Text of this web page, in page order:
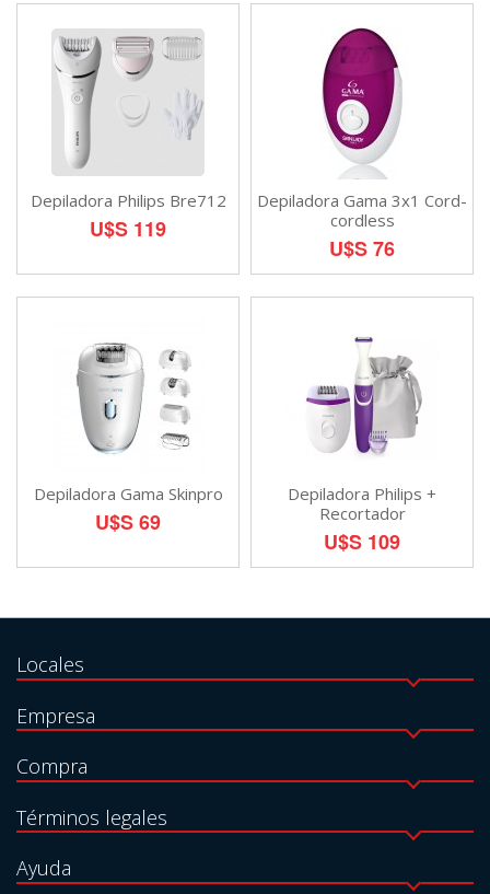
Depiladora Philips Bre712
U$S 119
Depiladora Gama 3x1 Cord-
cordless
U$S 76
Depiladora Gama Skinpro
U$S 69
Depiladora Philips +
Recortador
U$S 109
Locales
Empresa
Compra
Términos legales
Ayuda